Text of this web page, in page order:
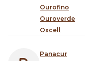
Ourofino
Ouroverde
Oxcell
Panacur